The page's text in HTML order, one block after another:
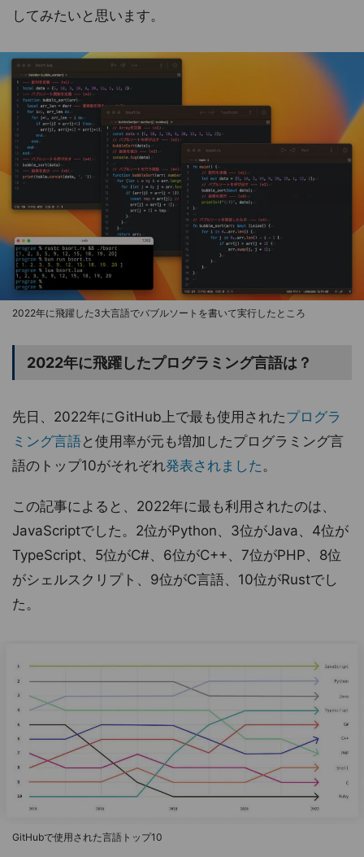
してみたいと思います。
2022年に飛躍した3大言語でバブルソートを書いて実行したところ
2022年に飛躍したプログラミング言語は？
先日、2022年にGitHub上で最も使用されたプログラ
ミング言語と使用率が元も増加したプログラミング言
語のトップ10がそれぞれ発表されました。
この記事によると、2022年に最も利用されたのは、
JavaScriptでした。2位がPython、3位がJava、4位が
TypeScript、5位がC#、6位がC++、7位がPHP、8位
がシェルスクリプト、9位がC言語、10位がRustでし
た。
GitHubで使用された言語トップ10